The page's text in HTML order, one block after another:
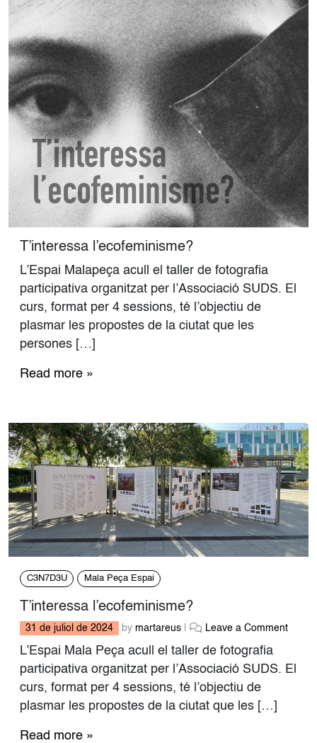
T’interessa l’ecofeminisme?
L’Espai Malapeça acull el taller de fotografia
participativa organitzat per l’Associació SUDS. El
curs, format per 4 sessions, té l’objectiu de
plasmar les propostes de la ciutat que les
persones […]
Read more »
C3N7D3U Mala Peça Espai
T’interessa l’ecofeminisme?
31 de juliol de 2024 by martareus Leave a Comment
L’Espai Mala Peça acull el taller de fotografia
participativa organitzat per l’Associació SUDS. El
curs, format per 4 sessions, té l’objectiu de
plasmar les propostes de la ciutat que les […]
Read more »